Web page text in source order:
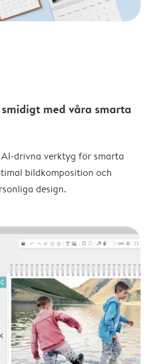
med våra smarta
drivna verktyg för smarta
bildkomposition och
design.